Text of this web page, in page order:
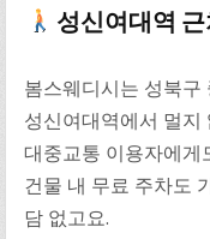
성신여대역
봄스웨디시는 성북구
성신여대역에서 멀지
대중교통 이용자에게
건물 내 무료 주차도
담 없고요.